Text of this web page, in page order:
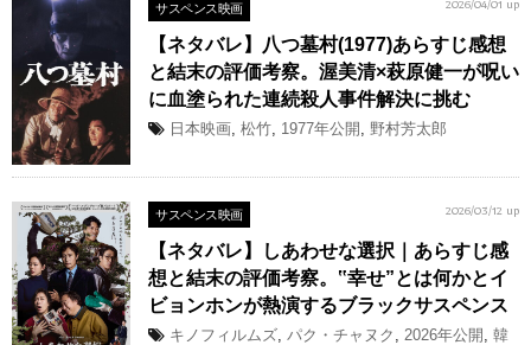
サスペンス映画 2026/04/01 up
【ネタバレ】八つ墓村(1977)あらすじ感想
と結末の評価考察。渥美清×萩原健一が呪い
に血塗られた連続殺人事件解決に挑む
日本映画, 松竹, 1977年公開 , 野村芳太郎
サスペンス映画 2026/03/12 up
【ネタバレ】しあわせな選択｜あらすじ感
想と結末の評価考察。‟幸せ”とは何かとイ
ビョンホンが熱演するブラックサスペンス
キノフィルムズ, パク・チャヌク , 2026年公開 , 韓